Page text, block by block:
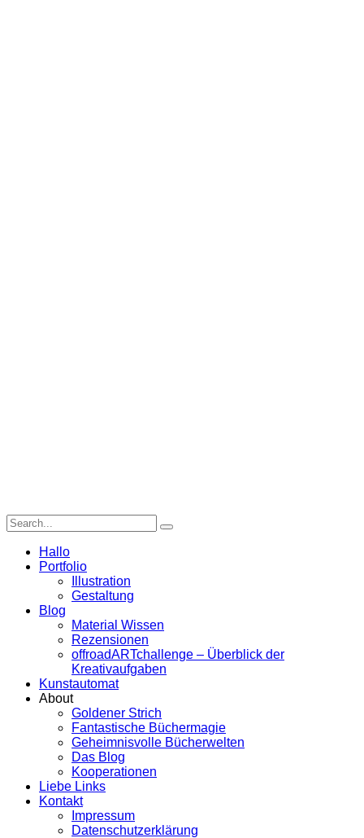
Hallo
Portfolio
Illustration
Gestaltung
Blog
Material Wissen
Rezensionen
offroadARTchallenge – Überblick der
Kreativaufgaben
Kunstautomat
About
Goldener Strich
Fantastische Büchermagie
Geheimnisvolle Bücherwelten
Das Blog
Kooperationen
Liebe Links
Kontakt
Impressum
Datenschutzerklärung